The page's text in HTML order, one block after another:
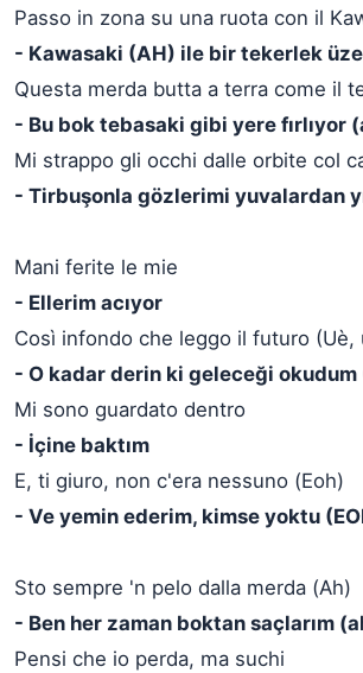
Passo in zona su una ruota con il
- Kawasaki (AH) ile bir tekerlek
Questa merda butta a terra come il
- Bu bok tebasaki gibi yere fırlıyor
Mi strappo gli occhi dalle orbite col
- Tirbuşonla gözlerimi yuvalardan
Mani ferite le mie
- Ellerim acıyor
Così infondo che leggo il futuro (Uè,
- O kadar derin ki geleceği okudum
Mi sono guardato dentro
- İçine baktım
E, ti giuro, non c'era nessuno (Eoh)
- Ve yemin ederim, kimse yoktu
Sto sempre 'n pelo dalla merda (Ah)
- Ben her zaman boktan saçlarım
Pensi che io perda, ma suchi